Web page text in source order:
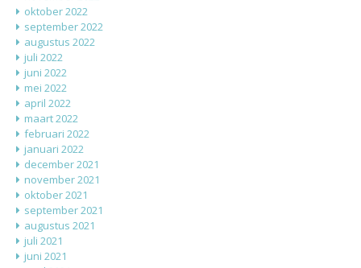
oktober 2022
september 2022
augustus 2022
juli 2022
juni 2022
mei 2022
april 2022
maart 2022
februari 2022
januari 2022
december 2021
november 2021
oktober 2021
september 2021
augustus 2021
juli 2021
juni 2021